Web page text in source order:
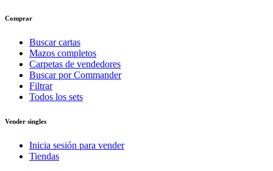
Comprar
Buscar cartas
Mazos completos
Carpetas de vendedores
Buscar por Commander
Filtrar
Todos los sets
Vender singles
Inicia sesión para vender
Tiendas